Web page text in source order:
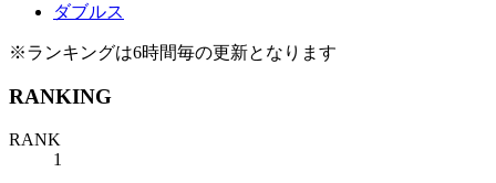
ダブルス
※ランキングは6時間毎の更新となります
RANKING
RANK
1